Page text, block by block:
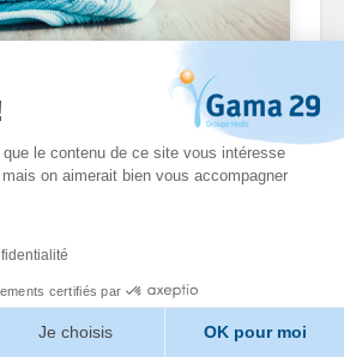
que le contenu de ce site vous intéresse
on aimerait bien vous accompagner
certifiés par
Je choisis OK pour moi